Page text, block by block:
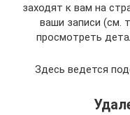
заходят к вам на
ваши записи (см.
просмотреть
Здесь ведется